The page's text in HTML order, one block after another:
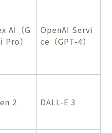
AI（G
）
OpenAI Servi
ce（GPT-4）
2 DALL-E 3